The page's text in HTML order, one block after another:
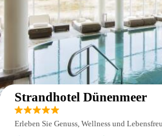
Strandhotel Dünenmeer
Erleben Sie Genuss, Wellness und